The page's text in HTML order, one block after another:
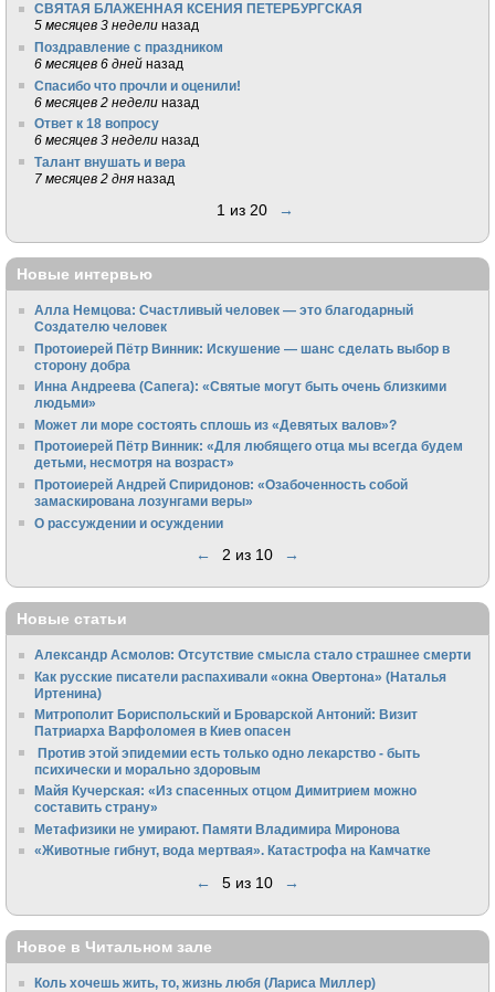
СВЯТАЯ БЛАЖЕННАЯ КСЕНИЯ ПЕТЕРБУРГСКАЯ
5 месяцев 3 недели назад
Поздравление с праздником
6 месяцев 6 дней назад
Спасибо что прочли и оценили!
6 месяцев 2 недели назад
Ответ к 18 вопросу
6 месяцев 3 недели назад
Талант внушать и вера
7 месяцев 2 дня назад
1 из 20 →
Новые интервью
Алла Немцова: Счастливый человек — это благодарный
Создателю человек
Протоиерей Пётр Винник: Искушение — шанс сделать выбор в
сторону добра
Инна Андреева (Сапега): «Святые могут быть очень близкими
людьми»
Может ли море состоять сплошь из «Девятых валов»?
Протоиерей Пётр Винник: «Для любящего отца мы всегда будем
детьми, несмотря на возраст»
Протоиерей Андрей Спиридонов: «Озабоченность собой
замаскирована лозунгами веры»
О рассуждении и осуждении
← 2 из 10 →
Новые статьи
Александр Асмолов: Отсутствие смысла стало страшнее смерти
Как русские писатели распахивали «окна Овертона» (Наталья
Иртенина)
Митрополит Бориспольский и Броварской Антоний: Визит
Патриарха Варфоломея в Киев опасен
Против этой эпидемии есть только одно лекарство - быть
психически и морально здоровым
Майя Кучерская: «Из спасенных отцом Димитрием можно
составить страну»
Метафизики не умирают. Памяти Владимира Миронова
«Животные гибнут, вода мертвая». Катастрофа на Камчатке
← 5 из 10 →
Новое в Читальном зале
Коль хочешь жить, то, жизнь любя (Лариса Миллер)